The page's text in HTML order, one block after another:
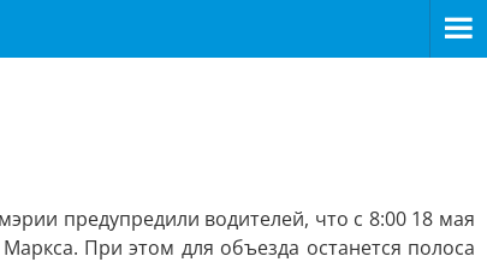
предупредили водителей, что с 8:00 18 мая
При этом для объезда останется полоса